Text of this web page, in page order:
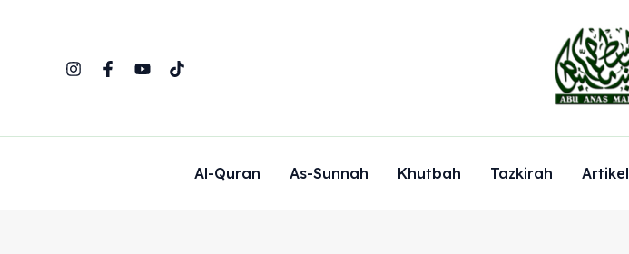
Al-Quran As-Sunnah Khutbah Tazkirah Artikel